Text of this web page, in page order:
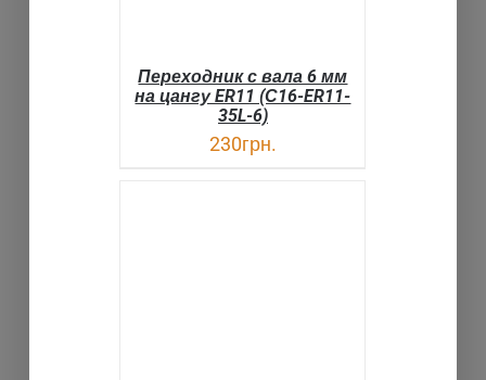
Переходник с вала 6 мм
на цангу ER11 (С16-ER11-
35L-6)
230грн.